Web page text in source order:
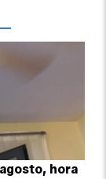
hora